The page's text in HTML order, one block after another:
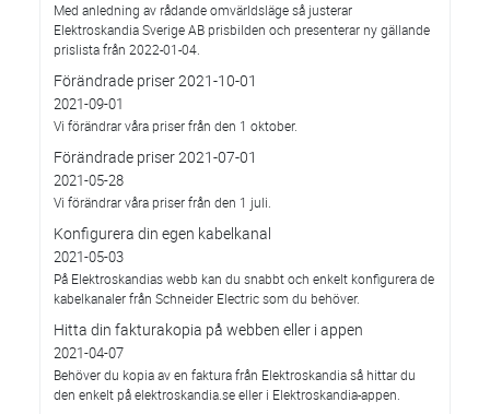
Med anledning av rådande omvärldsläge så justerar
Elektroskandia Sverige AB prisbilden och presenterar ny gällande
prislista från 2022-01-04.
Förändrade priser 2021-10-01
2021-09-01
Vi förändrar våra priser från den 1 oktober.
Förändrade priser 2021-07-01
2021-05-28
Vi förändrar våra priser från den 1 juli.
Konfigurera din egen kabelkanal
2021-05-03
På Elektroskandias webb kan du snabbt och enkelt konfigurera de
kabelkanaler från Schneider Electric som du behöver.
Hitta din fakturakopia på webben eller i appen
2021-04-07
Behöver du kopia av en faktura från Elektroskandia så hittar du
den enkelt på elektroskandia.se eller i Elektro­skandia-appen.